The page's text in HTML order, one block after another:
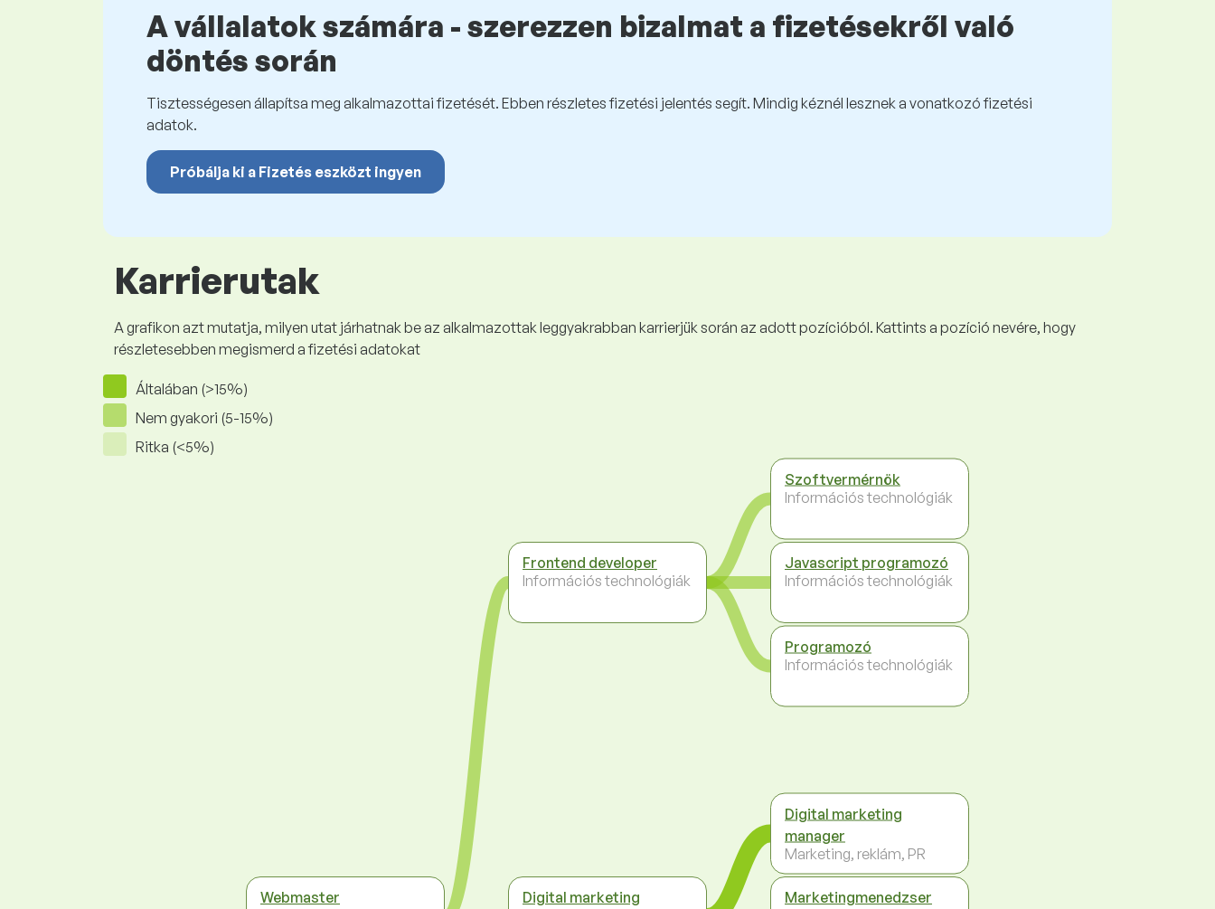
A vállalatok számára - szerezzen bizalmat a fizetésekről való
döntés során
Tisztességesen állapítsa meg alkalmazottai fizetését. Ebben részletes fizetési jelentés segít. Mindig kéznél lesznek a vonatkozó fizetési
adatok.
Próbálja ki a Fizetés eszközt ingyen
Karrierutak
A grafikon azt mutatja, milyen utat járhatnak be az alkalmazottak leggyakrabban karrierjük során az adott pozícióból. Kattints a pozíció nevére, hogy
részletesebben megismerd a fizetési adatokat
Általában (>15%)
Nem gyakori (5-15%)
Ritka (<5%)
Webmaster
Frontend developer
Információs technológiák
Digital marketing
Szoftvermérnök
Információs technológiák
Javascript programozó
Információs technológiák
Programozó
Információs technológiák
Digital marketing
manager
Marketing, reklám, PR
Marketingmenedzser